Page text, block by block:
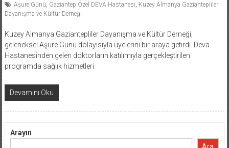
Aşure Günü Gaziantep Özel DEVA Hastanesi Kuzey Almanya Gaziantepliler
Dayanışma ve Kültür Derneği
Kuzey Almanya Gaziantepliler Dayanışma ve Kültür Derneği,
geleneksel Aşure Günü dolayısıyla üyelerini bir araya getirdi. Deva
Hastanesinden gelen doktorların katılımıyla gerçekleştirilen
programda sağlık hizmetleri
Devamını Oku
Arayın
Ara